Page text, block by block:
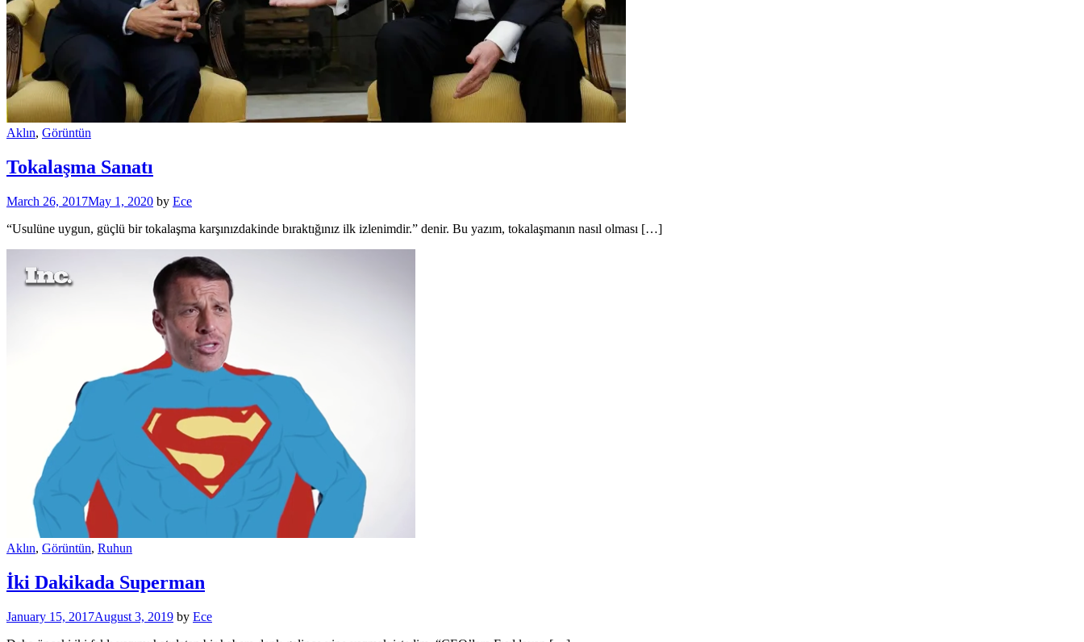
Aklın, Görüntün
Tokalaşma Sanatı
March 26, 2017May 1, 2020 by Ece
“Usulüne uygun, güçlü bir tokalaşma karşınızdakinde bıraktığınız ilk izlenimdir.” denir. Bu yazım, tokalaşmanın nasıl olması […]
Aklın, Görüntün, Ruhun
İki Dakikada Superman
January 15, 2017August 3, 2019 by Ece